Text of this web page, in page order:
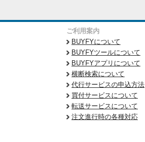
ご利用案内
BUYFYについて
BUYFYツールについて
BUYFYアプリについて
横断検索について
代行サービスの申込方法
買付サービスについて
転送サービスについて
注文進行時の各種対応